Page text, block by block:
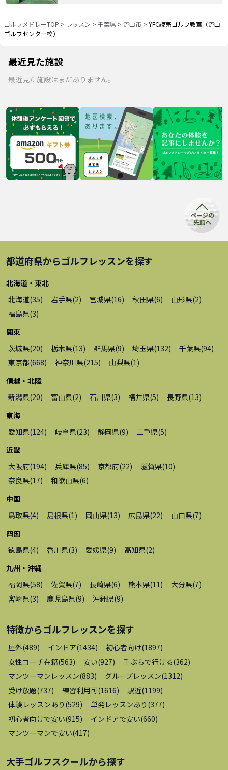
ゴルフメドレーTOP > レッスン > 千葉県 > 流山市 > YFC読売ゴルフ教室（流山
ゴルフセンター校）
最近見た施設
最近見た施設はまだありません。
都道府県からゴルフレッスンを探す
北海道・東北
北海道(35) 岩手県(2) 宮城県(16) 秋田県(6) 山形県(2)
福島県(3)
関東
茨城県(20) 栃木県(13) 群馬県(9) 埼玉県(132) 千葉県(94)
東京都(668) 神奈川県(215) 山梨県(1)
信越・北陸
新潟県(20) 富山県(2) 石川県(3) 福井県(5) 長野県(13)
東海
愛知県(124) 岐阜県(23) 静岡県(9) 三重県(5)
近畿
大阪府(194) 兵庫県(85) 京都府(22) 滋賀県(10)
奈良県(17) 和歌山県(6)
中国
鳥取県(4) 島根県(1) 岡山県(13) 広島県(22) 山口県(7)
四国
徳島県(4) 香川県(3) 愛媛県(9) 高知県(2)
九州・沖縄
福岡県(58) 佐賀県(7) 長崎県(6) 熊本県(11) 大分県(7)
宮崎県(3) 鹿児島県(9) 沖縄県(9)
特徴からゴルフレッスンを探す
屋外(489) インドア(1434) 初心者向け(1897)
女性コーチ在籍(563) 安い(927) 手ぶらで行ける(362)
マンツーマンレッスン(883) グループレッスン(1312)
受け放題(737) 練習利用可(1616) 駅近(1199)
体験レッスンあり (529) 単発レッスンあり (377)
初心者向けで安い(915) インドアで安い(660)
マンツーマンで安い(417)
大手ゴルフスクールから探す